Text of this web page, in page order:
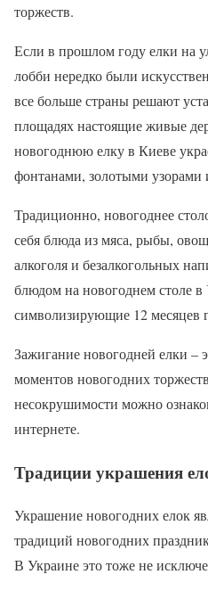
торжеств.
Если в прошлом году елки на
лобби нередко были
все больше страны решают
площадях настоящие живые
новогоднюю елку в Киеве
фонтанами, золотыми
Традиционно, новогоднее
себя блюда из мяса, рыбы,
алкоголя и безалкогольных
блюдом на новогоднем столе в
символизирующие 12 месяцев
Зажигание новогодней елки –
моментов новогодних
несокрушимости можно
интернете.
Традиции украшения
Украшение новогодних елок
традиций новогодних
В Украине это тоже не